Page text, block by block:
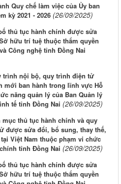
Quy chế làm việc của Ủy ban
kỳ 2021 - 2026 (26/09/2025)
thủ tục hành chính được sửa
hữu trí tuệ thuộc thẩm quyền
Công nghệ tỉnh Đồng Nai
trình nội bộ, quy trình điện tử
mới ban hành trong lĩnh vực Hỗ
năng quản lý của Ban Quản lý
tế tỉnh Đồng Nai (26/09/2025)
thủ tục hành chính và quy
được sửa đổi, bổ sung, thay thế,
Việt Nam thuộc phạm vi chức
tỉnh Đồng Nai (26/09/2025)
thủ tục hành chính được sửa
hữu trí tuệ thuộc thẩm quyền